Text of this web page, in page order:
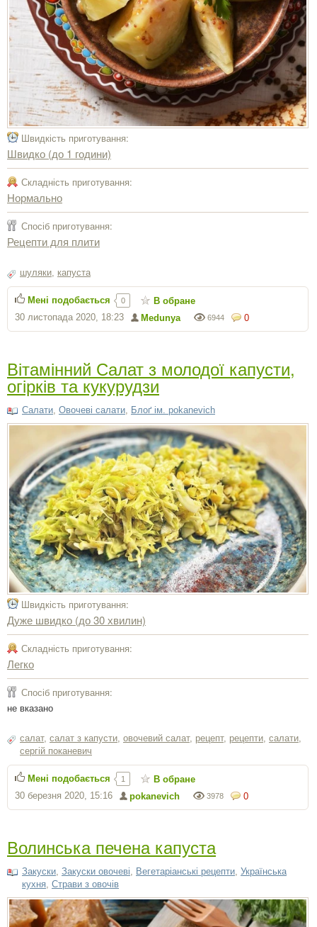
Швидкість приготування:
Швидко (до 1 години)
Складність приготування:
Нормально
Спосіб приготування:
Рецепти для плити
шуляки, капуста
0
6944
Medunya
30 листопада 2020, 18:23
Мені подобається 0 В обране
Вітамінний Салат з молодої капусти,
огірків та кукурудзи
Салати, Овочеві салати, Блоґ ім. pokanevich
Швидкість приготування:
Дуже швидко (до 30 хвилин)
Складність приготування:
Легко
Спосіб приготування:
не вказано
салат, салат з капусти, овочевий салат, рецепт, рецепти, салати,
сергiй поканевич
0
3978
pokanevich
30 березня 2020, 15:16
Мені подобається 1 В обране
Волинська печена капуста
Закуски, Закуски овочеві, Вегетаріанські рецепти, Українська
кухня, Страви з овочів